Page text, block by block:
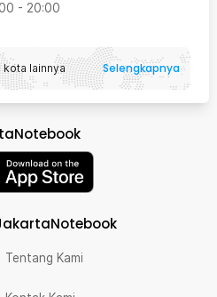
- 20:00
lainnya Selengkapnya
Tentang Kami